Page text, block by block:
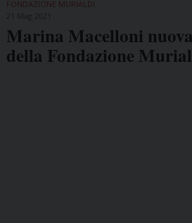
FONDAZIONE MURIALDI
Marina Macelloni
della Fondazione